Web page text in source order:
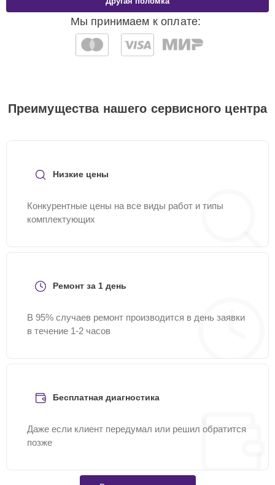
Мы принимаем к оплате:
Преимущества нашего сервисного центра
Низкие цены
Конкурентные цены на все виды работ и типы
комплектующих
Ремонт за 1 день
В 95% случаев ремонт производится в день заявки
в течение 1-2 часов
Бесплатная диагностика
Даже если клиент передумал или решил обратится
позже